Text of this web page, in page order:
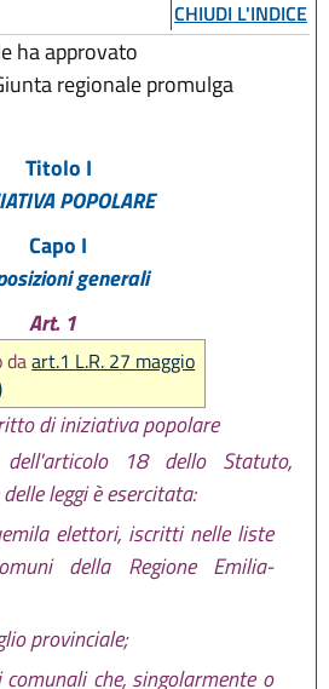
CHIUDI L'INDICE
ha approvato
regionale promulga
Titolo I
POPOLARE
Capo I
generali
Art. 1
daart.1 L.R. 27 maggio
di iniziativa popolare
18 dello Statuto,
leggi è esercitata:
elettori, iscritti nelle liste
della Regione Emilia-
provinciale;
che, singolarmente o